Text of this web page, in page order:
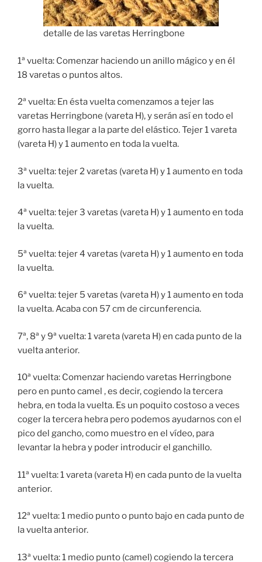
detalle de las varetas Herringbone
1ª vuelta: Comenzar haciendo un anillo mágico y en él
18 varetas o puntos altos.
2ª vuelta: En ésta vuelta comenzamos a tejer las
varetas Herringbone (vareta H), y serán así en todo el
gorro hasta llegar a la parte del elástico. Tejer 1 vareta
(vareta H) y 1 aumento en toda la vuelta.
3ª vuelta: tejer 2 varetas (vareta H) y 1 aumento en toda
la vuelta.
4ª vuelta: tejer 3 varetas (vareta H) y 1 aumento en toda
la vuelta.
5ª vuelta: tejer 4 varetas (vareta H) y 1 aumento en toda
la vuelta.
6ª vuelta: tejer 5 varetas (vareta H) y 1 aumento en toda
la vuelta. Acaba con 57 cm de circunferencia.
7ª, 8ª y 9ª vuelta: 1 vareta (vareta H) en cada punto de la
vuelta anterior.
10ª vuelta: Comenzar haciendo varetas Herringbone
pero en punto camel , es decir, cogiendo la tercera
hebra, en toda la vuelta. Es un poquito costoso a veces
coger la tercera hebra pero podemos ayudarnos con el
pico del gancho, como muestro en el vídeo, para
levantar la hebra y poder introducir el ganchillo.
11ª vuelta: 1 vareta (vareta H) en cada punto de la vuelta
anterior.
12ª vuelta: 1 medio punto o punto bajo en cada punto de
la vuelta anterior.
13ª vuelta: 1 medio punto (camel) cogiendo la tercera